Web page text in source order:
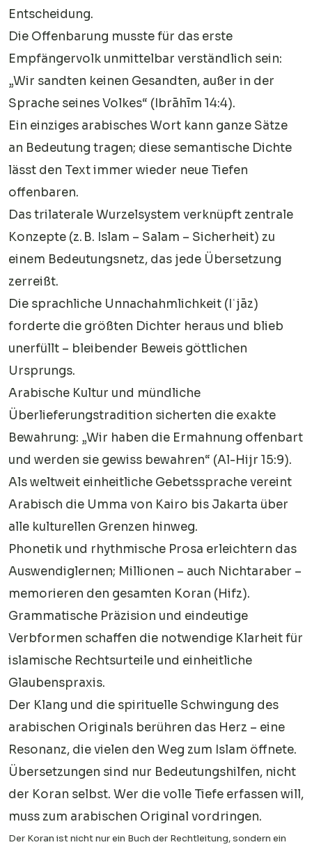
Entscheidung.
Die Offenbarung musste für das erste
Empfängervolk unmittelbar verständlich sein:
„Wir sandten keinen Gesandten, außer in der
Sprache seines Volkes“ (Ibrāhīm 14:4).
Ein einziges arabisches Wort kann ganze Sätze
an Bedeutung tragen; diese semantische Dichte
lässt den Text immer wieder neue Tiefen
offenbaren.
Das trilaterale Wurzelsystem verknüpft zentrale
Konzepte (z. B. Islam – Salam – Sicherheit) zu
einem Bedeutungsnetz, das jede Übersetzung
zerreißt.
Die sprachliche Unnachahmlichkeit (Iʿjāz)
forderte die größten Dichter heraus und blieb
unerfüllt – bleibender Beweis göttlichen
Ursprungs.
Arabische Kultur und mündliche
Überlieferungstradition sicherten die exakte
Bewahrung: „Wir haben die Ermahnung offenbart
und werden sie gewiss bewahren“ (Al-Hijr 15:9).
Als weltweit einheitliche Gebetssprache vereint
Arabisch die Umma von Kairo bis Jakarta über
alle kulturellen Grenzen hinweg.
Phonetik und rhythmische Prosa erleichtern das
Auswendiglernen; Millionen – auch Nichtaraber –
memorieren den gesamten Koran (Hifz).
Grammatische Präzision und eindeutige
Verbformen schaffen die notwendige Klarheit für
islamische Rechtsurteile und einheitliche
Glaubenspraxis.
Der Klang und die spirituelle Schwingung des
arabischen Originals berühren das Herz – eine
Resonanz, die vielen den Weg zum Islam öffnete.
Übersetzungen sind nur Bedeutungshilfen, nicht
der Koran selbst. Wer die volle Tiefe erfassen will,
muss zum arabischen Original vordringen.
Der Koran ist nicht nur ein Buch der Rechtleitung, sondern ein